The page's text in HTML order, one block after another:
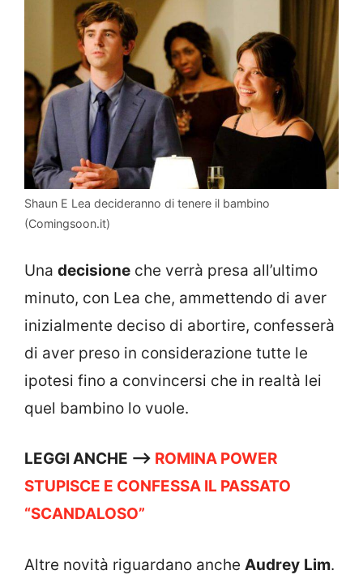
Shaun E Lea decideranno di tenere il bambino
(Comingsoon.it)
Una decisione che verrà presa all’ultimo
minuto, con Lea che, ammettendo di aver
inizialmente deciso di abortire, confesserà
di aver preso in considerazione tutte le
ipotesi fino a convincersi che in realtà lei
quel bambino lo vuole.
LEGGI ANCHE –> ROMINA POWER
STUPISCE E CONFESSA IL PASSATO
“SCANDALOSO”
Altre novità riguardano anche Audrey Lim.